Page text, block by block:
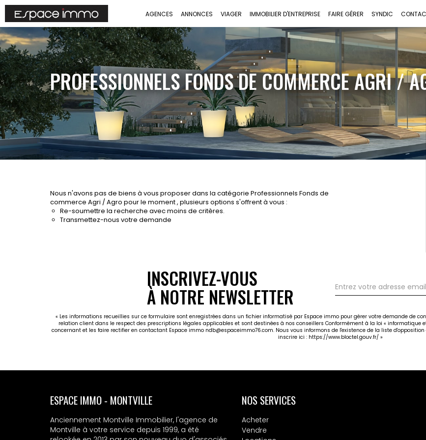
AGENCES ANNONCES VIAGER IMMOBILIER D'ENTREPRISE FAIRE GÉRER SYNDIC
PROFESSIONNELS FONDS DE COMMERCE AGRI /
Nous n'avons pas de biens à vous proposer dans la catégorie Professionnels Fonds de
commerce Agri / Agro pour le moment , plusieurs options s'offrent à vous :
Re-soumettre la recherche avec moins de critères.
Transmettez-nous votre demande
INSCRIVEZ-VOUS
À NOTRE NEWSLETTER
« Les informations recueillies sur ce formulaire sont enregistrées dans un fichier informatisé par Espace immo pour gérer votre demande de
relation client dans le respect des prescriptions légales applicables et sont destinées à nos conseillers Conformément à la loi « informatique
concernant et les faire rectifier en contactant Espace immo ndb@espaceimmo76.com. Nous vous informons de l'existence de la liste
inscrire ici : https://www.bloctel.gouv.fr/ »
ESPACE IMMO - MONTVILLE
Anciennement Montville Immobilier, l'agence de
Montville à votre service depuis 1999, a été
NOS SERVICES
Acheter
Vendre